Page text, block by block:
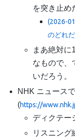
を突き止め
(2026-
のどれ
まあ絶対に
なもので、
いだろう。
NHK ニュース
(https://
ディクテー
リスニング